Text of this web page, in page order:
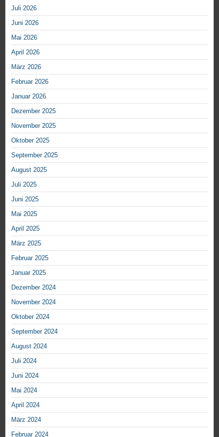
Juli 2026
Juni 2026
Mai 2026
April 2026
März 2026
Februar 2026
Januar 2026
Dezember 2025
November 2025
Oktober 2025
September 2025
August 2025
Juli 2025
Juni 2025
Mai 2025
April 2025
März 2025
Februar 2025
Januar 2025
Dezember 2024
November 2024
Oktober 2024
September 2024
August 2024
Juli 2024
Juni 2024
Mai 2024
April 2024
März 2024
Februar 2024